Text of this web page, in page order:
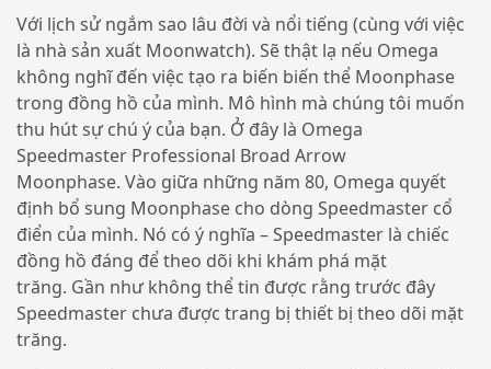
Với lịch sử ngắm sao lâu đời và nổi tiếng (cùng với việc
là nhà sản xuất Moonwatch). Sẽ thật lạ nếu Omega
không nghĩ đến việc tạo ra biến biến thể Moonphase
trong đồng hồ của mình. Mô hình mà chúng tôi muốn
thu hút sự chú ý của bạn. Ở đây là Omega
Speedmaster Professional Broad Arrow
Moonphase. Vào giữa những năm 80, Omega quyết
định bổ sung Moonphase cho dòng Speedmaster cổ
điển của mình. Nó có ý nghĩa – Speedmaster là chiếc
đồng hồ đáng để theo dõi khi khám phá mặt
trăng. Gần như không thể tin được rằng trước đây
Speedmaster chưa được trang bị thiết bị theo dõi mặt
trăng.